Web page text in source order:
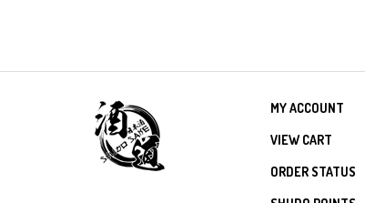
MY ACCOUNT
VIEW CART
ORDER STATUS